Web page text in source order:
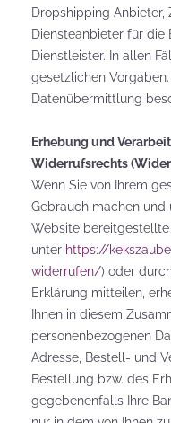
Dropshipping Anbieter,
Diensteanbieter für
Dienstleister. In allen
gesetzlichen
Datenübermittlung
Erhebung und
Widerrufsrechts
Wenn Sie von Ihrem
Gebrauch machen und
Website
unter https://
widerrufen/) oder
Erklärung mitteilen,
Ihnen in diesem
personenbezogenen
Adresse, Bestell- und
Bestellung bzw. des
gegebenenfalls Ihre